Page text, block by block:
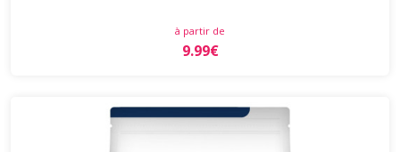
à partir de
9.99€